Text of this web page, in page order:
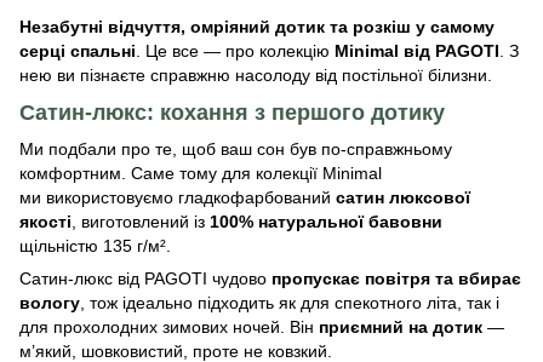
Незабутні відчуття, омріяний дотик та розкіш у самому
серці спальні . Це все — про колекцію Minimal від PAGOTI . З
нею ви пізнаєте справжню насолоду від постільної білизни.
Сатин-люкс: кохання з першого дотику
Ми подбали про те, щоб ваш сон був по-справжньому
комфортним. Саме тому для колекції Minimal
ми використовуємо гладкофарбований сатин люксової
якості , виготовлений із 100% натуральної бавовни
щільністю 135 г/м².
Сатин-люкс від PAGOTI чудово пропускає повітря та вбирає
вологу , тож ідеально підходить як для спекотного літа, так і
для прохолодних зимових ночей. Він приємний на дотик —
м’який, шовковистий, проте не ковзкий.